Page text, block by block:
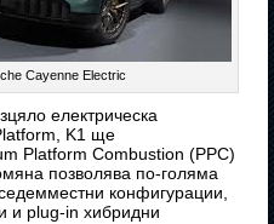
Cayenne Electric
електрическа
K1 ще
Platform Combustion (PPC)
позволява по-голяма
конфигурации,
и plug-in хибридни